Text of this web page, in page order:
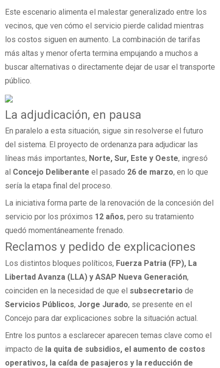
Este escenario alimenta el malestar generalizado entre los
vecinos, que ven cómo el servicio pierde calidad mientras
los costos siguen en aumento. La combinación de tarifas
más altas y menor oferta termina empujando a muchos a
buscar alternativas o directamente dejar de usar el transporte
público.
La adjudicación, en pausa
En paralelo a esta situación, sigue sin resolverse el futuro
del sistema. El proyecto de ordenanza para adjudicar las
líneas más importantes, Norte, Sur, Este y Oeste, ingresó
al Concejo Deliberante el pasado 26 de marzo, en lo que
sería la etapa final del proceso.
La iniciativa forma parte de la renovación de la concesión del
servicio por los próximos 12 años, pero su tratamiento
quedó momentáneamente frenado.
Reclamos y pedido de explicaciones
Los distintos bloques políticos, Fuerza Patria (FP), La
Libertad Avanza (LLA) y ASAP Nueva Generación,
coinciden en la necesidad de que el subsecretario de
Servicios Públicos, Jorge Jurado, se presente en el
Concejo para dar explicaciones sobre la situación actual.
Entre los puntos a esclarecer aparecen temas clave como el
impacto de la quita de subsidios, el aumento de costos
operativos, la caída de pasajeros y la reducción de